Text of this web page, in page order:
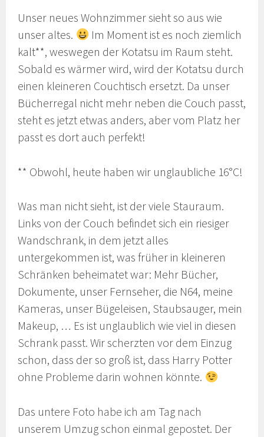
Unser neues Wohnzimmer sieht so aus wie
unser altes.
Im Moment ist es noch ziemlich
kalt**, weswegen der Kotatsu im Raum steht.
Sobald es wärmer wird, wird der Kotatsu durch
einen kleineren Couchtisch ersetzt. Da unser
Bücherregal nicht mehr neben die Couch passt,
steht es jetzt etwas anders, aber vom Platz her
passt es dort auch perfekt!
** Obwohl, heute haben wir unglaubliche 16°C!
Was man nicht sieht, ist der viele Stauraum.
Links von der Couch befindet sich ein riesiger
Wandschrank, in dem jetzt alles
untergekommen ist, was früher in kleineren
Schränken beheimatet war: Mehr Bücher,
Dokumente, unser Fernseher, die N64, meine
Kameras, unser Bügeleisen, Staubsauger, mein
Makeup, … Es ist unglaublich wie viel in diesen
Schrank passt. Wir scherzten vor dem Einzug
schon, dass der so groß ist, dass Harry Potter
ohne Probleme darin wohnen könnte.
Das untere Foto habe ich am Tag nach
unserem Umzug schon einmal gepostet. Der